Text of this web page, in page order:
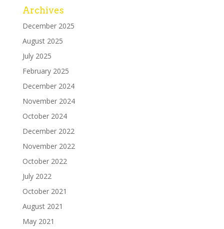
Archives
December 2025
August 2025
July 2025
February 2025
December 2024
November 2024
October 2024
December 2022
November 2022
October 2022
July 2022
October 2021
August 2021
May 2021